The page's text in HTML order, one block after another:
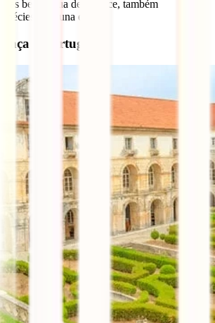
nas belas água de Plitvice, também
de fauna e flora.
– Portugal